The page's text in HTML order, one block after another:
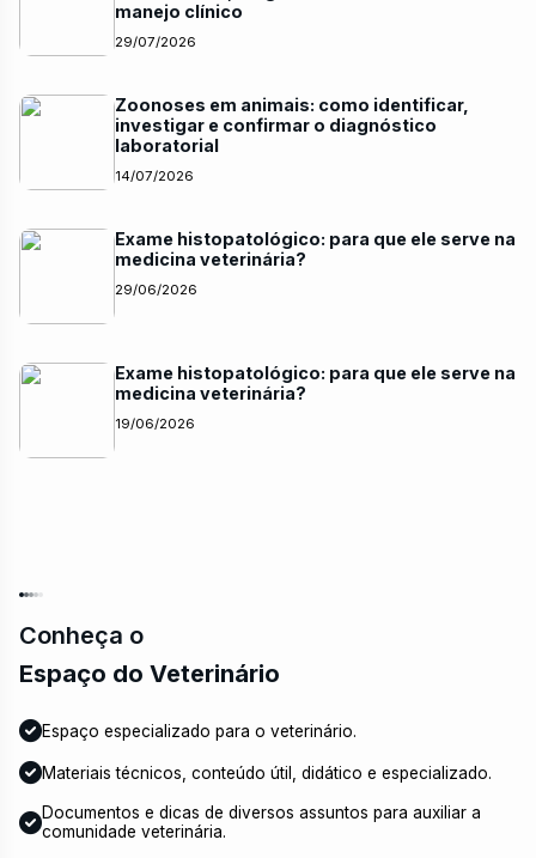
manejo clínico
29/07/2026
Zoonoses em animais: como identificar,
investigar e confirmar o diagnóstico
laboratorial
14/07/2026
Exame histopatológico: para que ele serve na
medicina veterinária?
29/06/2026
Exame histopatológico: para que ele serve na
medicina veterinária?
19/06/2026
Conheça o
Espaço do Veterinário
Espaço especializado para o veterinário.
Materiais técnicos, conteúdo útil, didático e especializado.
Documentos e dicas de diversos assuntos para auxiliar a
comunidade veterinária.